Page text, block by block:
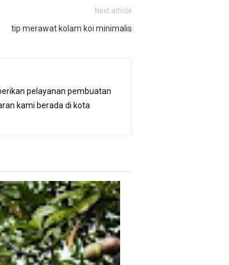
Next article
tip merawat kolam koi minimalis
pelayanan pembuatan
kami berada di kota